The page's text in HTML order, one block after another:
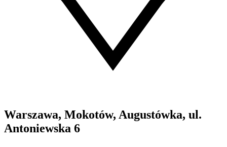
Warszawa, Mokotów, Augustówka, ul.
Antoniewska 6